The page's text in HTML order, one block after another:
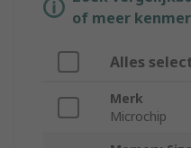
of meer
Alles
Merk
Microchip